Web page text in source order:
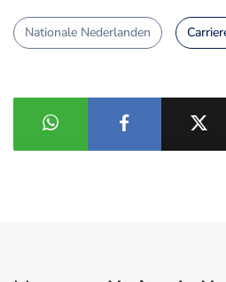
Nationale Nederlanden